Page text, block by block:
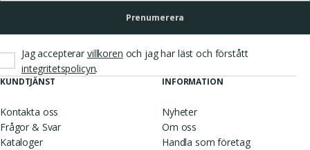
Prenumerera
Jag accepterar villkoren och jag har läst och förstått
integritetspolicyn.
KUNDTJÄNST
Kontakta oss
Frågor & Svar
Kataloger
INFORMATION
Nyheter
Om oss
Handla som företag